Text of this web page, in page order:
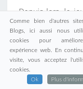
Depuis lors, le
remises en selle,
et des
tourner sur les
suivantes… Mais
studio
Comme bien d'autres
Blogs, ici aussi nous
cookies pour
expérience web. En
visite, vous acceptez
cookies.
Ok
Plus